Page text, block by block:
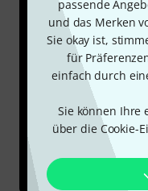
passende
und das Merken
Sie okay ist,
für
einfach durch
Sie können Ihre
über die Cookie-